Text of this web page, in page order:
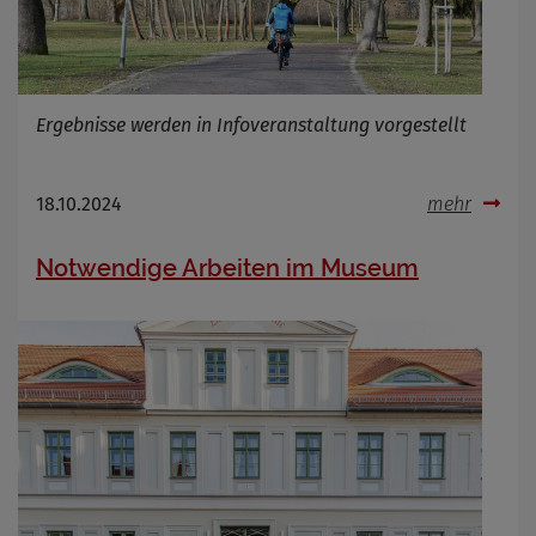
Ergebnisse werden in Infoveranstaltung vorgestellt
18.10.2024 mehr
Notwendige Arbeiten im Museum